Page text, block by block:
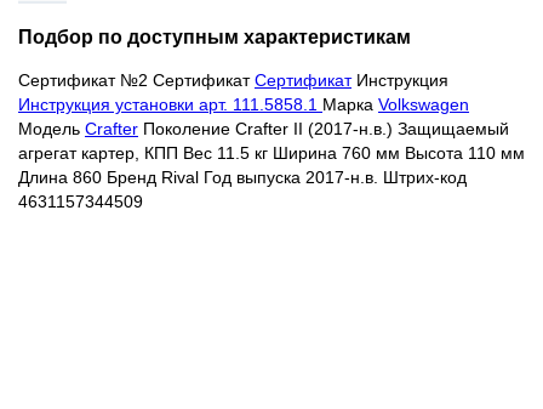
Подбор по доступным характеристикам
Сертификат №2 СертификатСертификатИнструкция
Инструкция установки арт. 111.5858.1 Марка Volkswagen
Модель Crafter Поколение Crafter II (2017-н.в.) Защищаемый
агрегат картер, КПП Вес 11.5 кг Ширина 760 мм Высота 110 мм
Длина 860 Бренд Rival Год выпуска 2017-н.в. Штрих-код
4631157344509